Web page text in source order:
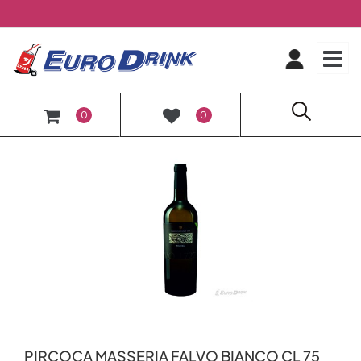
0 0
PIRCOCA MASSERIA FALVO BIANCO CL 75